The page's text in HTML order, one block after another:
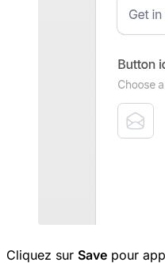
Cliquez sur Save pour